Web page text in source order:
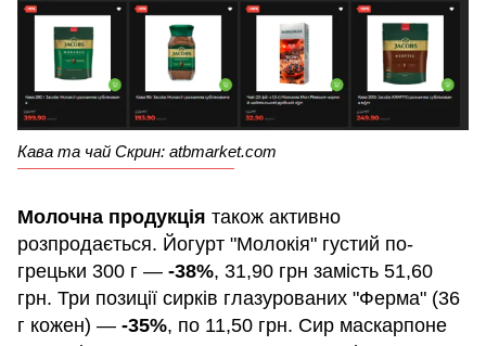
Кава та чай Скрин: atbmarket.com
Молочна продукція також активно
розпродається. Йогурт "Молокія" густий по-
грецьки 300 г — -38%, 31,90 грн замість 51,60
грн. Три позиції сирків глазурованих "Ферма" (36
г кожен) — -35%, по 11,50 грн. Сир маскарпоне